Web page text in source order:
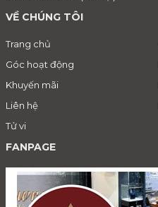
VỀ CHÚNG TÔI
Trang chủ
Góc hoạt động
Khuyến mãi
Liên hệ
Tử vi
FANPAGE